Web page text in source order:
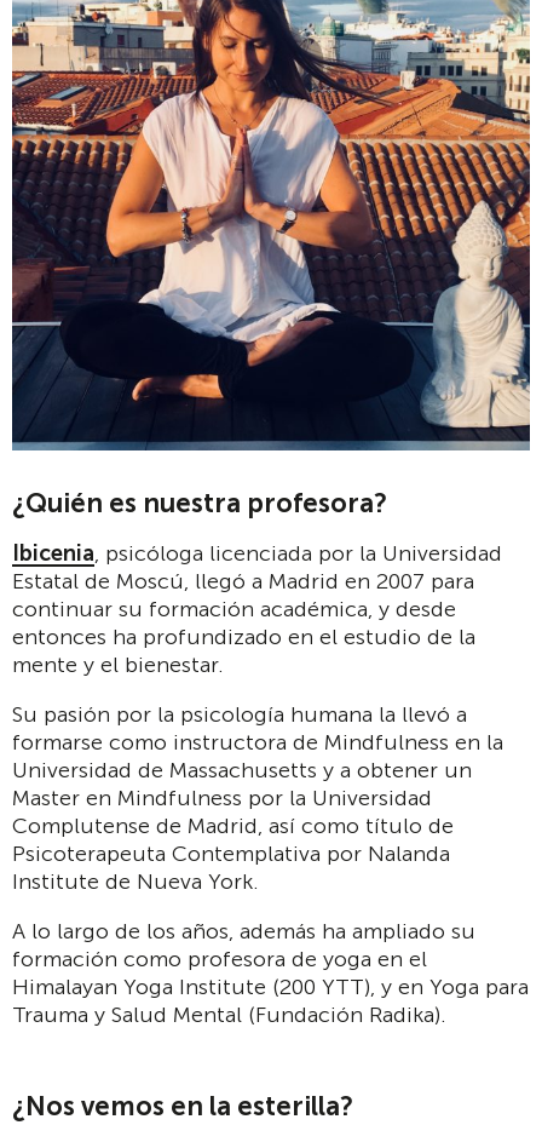
¿Quién es nuestra profesora?
Ibicenia, psicóloga licenciada por la Universidad
Estatal de Moscú, llegó a Madrid en 2007 para
continuar su formación académica, y desde
entonces ha profundizado en el estudio de la
mente y el bienestar.
Su pasión por la psicología humana la llevó a
formarse como instructora de Mindfulness en la
Universidad de Massachusetts y a obtener un
Master en Mindfulness por la Universidad
Complutense de Madrid, así como título de
Psicoterapeuta Contemplativa por Nalanda
Institute de Nueva York.
A lo largo de los años, además ha ampliado su
formación como profesora de yoga en el
Himalayan Yoga Institute (200 YTT), y en Yoga para
Trauma y Salud Mental (Fundación Radika).
¿Nos vemos en la esterilla?